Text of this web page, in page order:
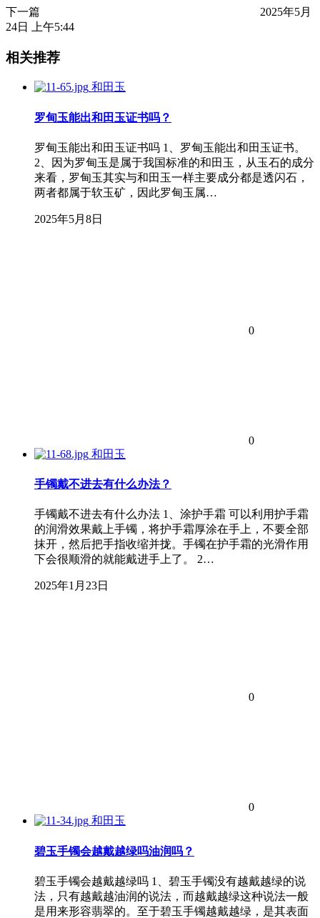
下一篇
2025年5月
24日 上午5:44
相关推荐
和田玉
罗甸玉能出和田玉证书吗？
罗甸玉能出和田玉证书吗 1、罗甸玉能出和田玉证书。
2、因为罗甸玉是属于我国标准的和田玉，从玉石的成分
来看，罗甸玉其实与和田玉一样主要成分都是透闪石，
两者都属于软玉矿，因此罗甸玉属…
2025年5月8日
0
0
和田玉
手镯戴不进去有什么办法？
手镯戴不进去有什么办法 1、涂护手霜 可以利用护手霜
的润滑效果戴上手镯，将护手霜厚涂在手上，不要全部
抹开，然后把手指收缩并拢。手镯在护手霜的光滑作用
下会很顺滑的就能戴进手上了。 2…
2025年1月23日
0
0
和田玉
碧玉手镯会越戴越绿吗油润吗？
碧玉手镯会越戴越绿吗 1、碧玉手镯没有越戴越绿的说
法，只有越戴越油润的说法，而越戴越绿这种说法一般
是用来形容翡翠的。至于碧玉手镯越戴越绿，是其表面